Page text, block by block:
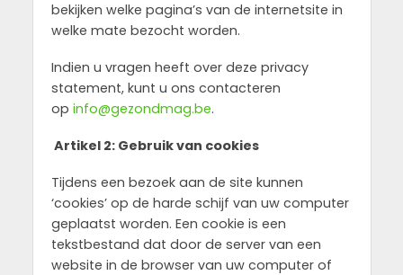
bekijken welke pagina’s van de internetsite in
welke mate bezocht worden.
Indien u vragen heeft over deze privacy
statement, kunt u ons contacteren
op info@gezondmag.be.
Artikel 2: Gebruik van cookies
Tijdens een bezoek aan de site kunnen
‘cookies’ op de harde schijf van uw computer
geplaatst worden. Een cookie is een
tekstbestand dat door de server van een
website in de browser van uw computer of